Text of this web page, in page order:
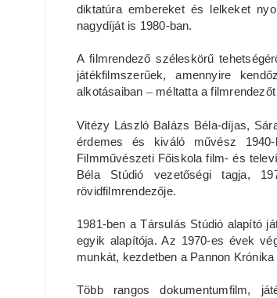
diktatúra embereket és lelkeket
nagydíját is 1980-ban.
A filmrendező széleskörű
játékfilmszerűek, amennyire
alkotásaiban – méltatta a
Vitézy László Balázs Béla-díjas,
érdemes és kiváló művész
Filmművészeti Főiskola film- és
Béla Stúdió vezetőségi tagja,
rövidfilmrendezője.
1981-ben a Társulás Stúdió alapító
egyik alapítója. Az 1970-es évek
munkát, kezdetben a Pannon
Több rangos dokumentumfilm,